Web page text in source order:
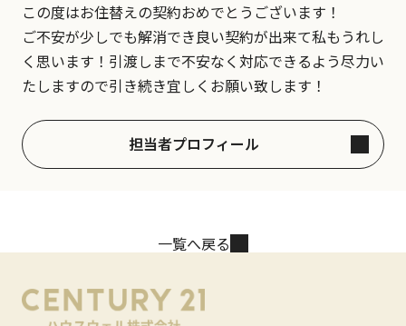
この度はお住替えの契約おめでとうございます！
ご不安が少しでも解消でき良い契約が出来て私もうれし
く思います！引渡しまで不安なく対応できるよう尽力い
たしますので引き続き宜しくお願い致します！
担当者プロフィール
一覧へ戻る